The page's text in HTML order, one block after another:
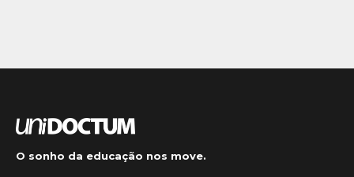
O sonho da educação nos move.